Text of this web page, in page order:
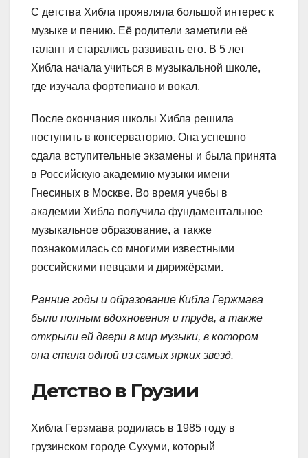
С детства Хибла проявляла большой интерес к
музыке и пению. Её родители заметили её
талант и старались развивать его. В 5 лет
Хибла начала учиться в музыкальной школе,
где изучала фортепиано и вокал.
После окончания школы Хибла решила
поступить в консерваторию. Она успешно
сдала вступительные экзамены и была принята
в Российскую академию музыки имени
Гнесиных в Москве. Во время учебы в
академии Хибла получила фундаментальное
музыкальное образование, а также
познакомилась со многими известными
российскими певцами и дирижёрами.
Ранние годы и образование Кибла Гержмава
были полным вдохновения и труда, а также
открыли ей двери в мир музыки, в котором
она стала одной из самых ярких звезд.
Детство в Грузии
Хибла Герзмава родилась в 1985 году в
грузинском городе Сухуми, который